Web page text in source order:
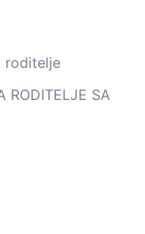
roditelje
RODITELJE SA